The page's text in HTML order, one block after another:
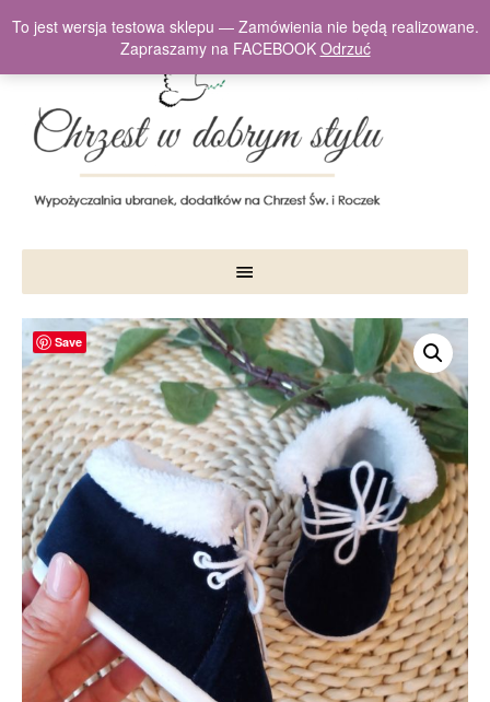
Save
To jest wersja testowa sklepu — Zamówienia nie będą realizowane.
Zapraszamy na FACEBOOK Odrzuć